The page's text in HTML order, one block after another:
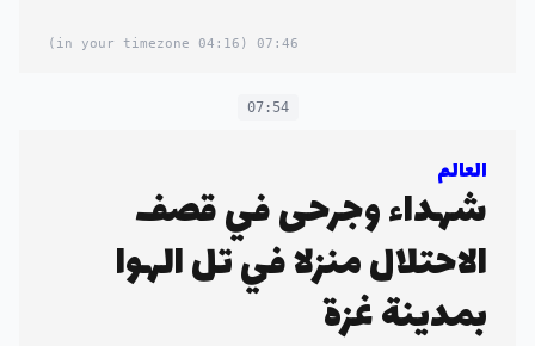
07:46
(04:16 in your timezone)
07:54
العالم
شهداء وجرحى في قصف
الاحتلال منزلا في تل الهوا
بمدينة غزة